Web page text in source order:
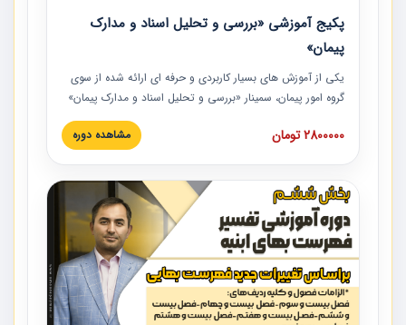
پکیج آموزشی «بررسی و تحلیل اسناد و مدارک
پیمان»
یکی از آموزش‏‏‏‏‏‏ های بسیار کاربردی و حرفه‏ ای ارائه شده از سوی
گروه امور پیمان، سمینار «بررسی و تحلیل اسناد و مدارک پیمان»
است که در دانشگاه صنعتی شریف ارائه شد. در این آموزش
نکات کلیدی مربوط به اسناد و مدارک پیمان، اولویت بندی اسناد
پیمان به همراه تجربیات عملی در این خصوص ارائه شده است.
2800000 تومان مشاهده دوره